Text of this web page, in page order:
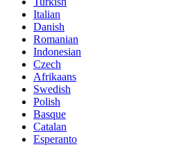
Italian
Danish
Romanian
Indonesian
Czech
Afrikaans
Swedish
Polish
Basque
Catalan
Esperanto